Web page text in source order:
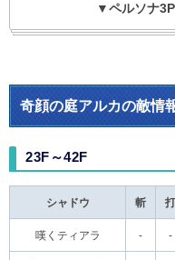
▼ペルソナ
奇顔の庭アルカの敵情
23F～42F
シャドウ 斬 打
嘆くティアラ - -